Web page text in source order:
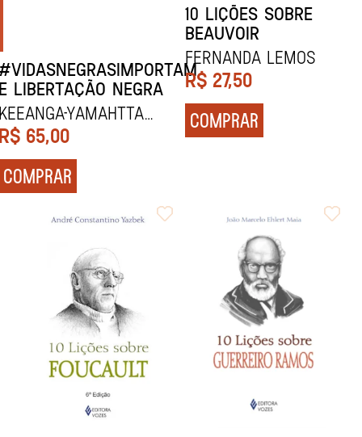
LIBERTAÇÃO NEGRA
Yamahtta
65,00
COMPRAR
10 LIÇÕES SOBRE
BEAUVOIR
Fernanda Lemos
R$ 27,50
COMPRAR